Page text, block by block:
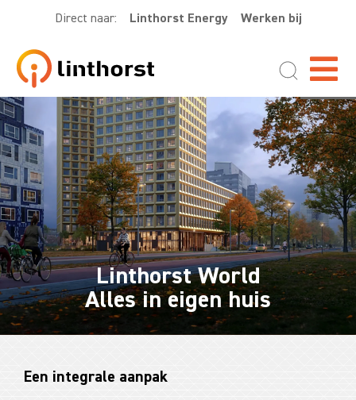
Direct naar: Linthorst Energy Werken bij
Linthorst World
Alles in eigen huis
Een integrale aanpak